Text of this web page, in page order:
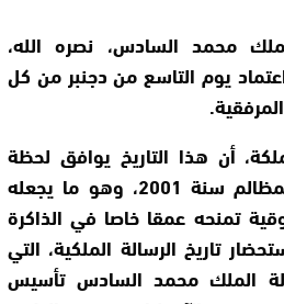
محمد السادس، نصره الله،
يوم التاسع من دجنبر من كل
أن هذا التاريخ يوافق لحظة
إحداث مؤسسة ديوان المظالم سنة 2001، وهو ما يجعله
تمنحه عمقا خاصا في الذاكرة
تاريخ الرسالة الملكية، التي
الملك محمد السادس تأسيس